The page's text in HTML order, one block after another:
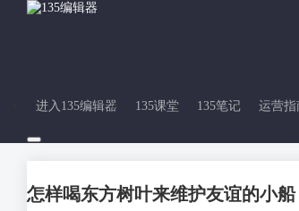
进入135编辑器 135课堂 135笔记 运营指
怎样喝东方树叶来维护友谊的小船